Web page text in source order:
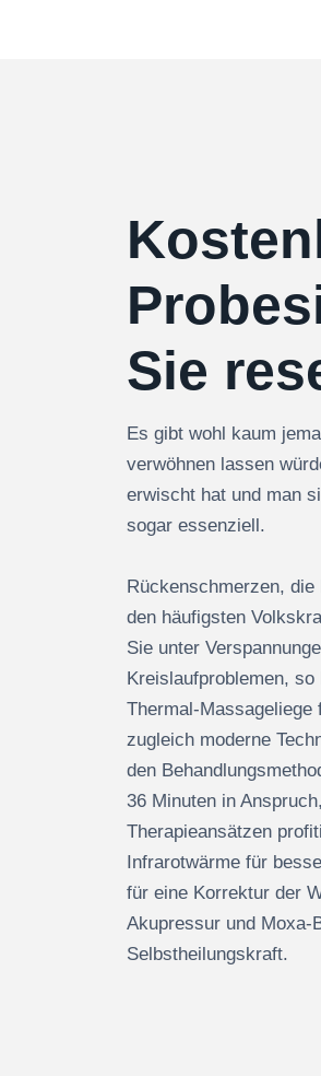
Sie
Es gibt wohl kaum
verwöhnen lassen
erwischt hat und man
sogar essenziell.
Rückenschmerzen,
den häufigsten
Sie unter
Kreislaufproblemen,
Thermal-
zugleich moderne
den
36 Minuten in
Therapieansätzen
Infrarotwärme für
für eine Korrektur der
Akupressur und Moxa-
Selbstheilungskraft.